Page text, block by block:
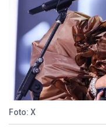
Foto: X